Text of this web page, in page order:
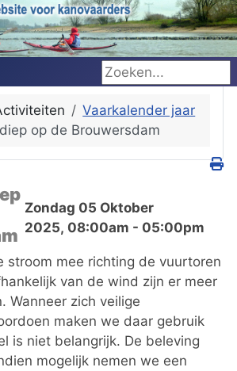
Zoeken...
Vaarkalender jaar
op de Brouwersdam
Zondag 05 Oktober
2025, 08:00am - 05:00pm
stroom mee richting de vuurtoren
van de wind zijn er meer
Wanneer zich veilige
maken we daar gebruik
is niet belangrijk. De beleving
mogelijk nemen we een